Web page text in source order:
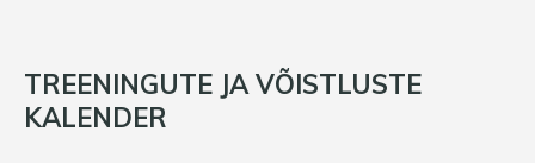
TREENINGUTE JA VÕISTLUSTE
KALENDER